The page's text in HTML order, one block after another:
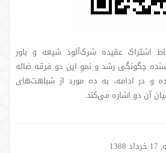
اشتراک عقیده شرک‌آلود شیعه و باور
چگونگی رشد و نموِ این دو فرقه ضاله
و در ادامه، به ده مورد از شباهت‌های
آن دو اشاره می‌کند.